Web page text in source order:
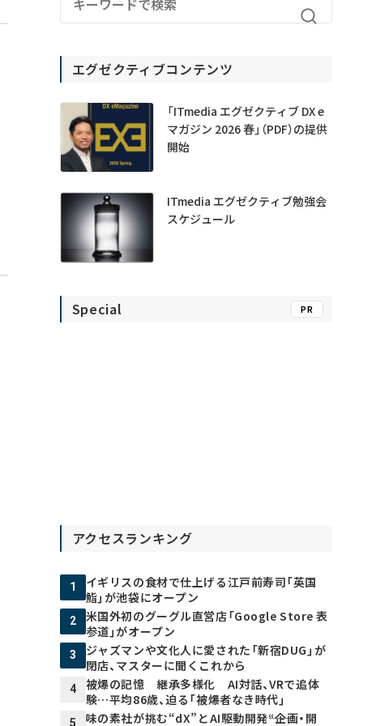
エグゼクティブコンテンツ
「ITmedia エグゼクティブ DX e
マガジン 2026 春」（PDF）の提供
開始
ITmedia エグゼクティブ勉強会
スケジュール
Special PR
アクセスランキング
1
イギリスの食材で仕上げる江戸前寿司「英国
鮨」が池袋にオープン
2
米国外初のグーグル直営店「Google Store 表
参道」がオープン
3
ジャズマンや文化人に愛された「新宿DUG」が
閉店、マスターに聞くこれから
4
被爆の記憶 継承多様化 AI対話、VRで追体
験…平均86歳、迫る「被爆者なき時代」
5
味の素社が挑む“dX”とAI駆動開発――“企画・開